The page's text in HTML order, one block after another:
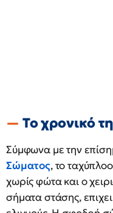
Το χρονικό
Σύμφωνα με την
Σώματος, το
χωρίς φώτα και ο
σήματα στάσης,